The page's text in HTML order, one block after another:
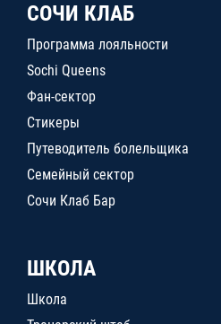
СОЧИ КЛАБ
Программа лояльности
Sochi Queens
Фан-сектор
Стикеры
Путеводитель болельщика
Семейный сектор
Сочи Клаб Бар
ШКОЛА
Школа